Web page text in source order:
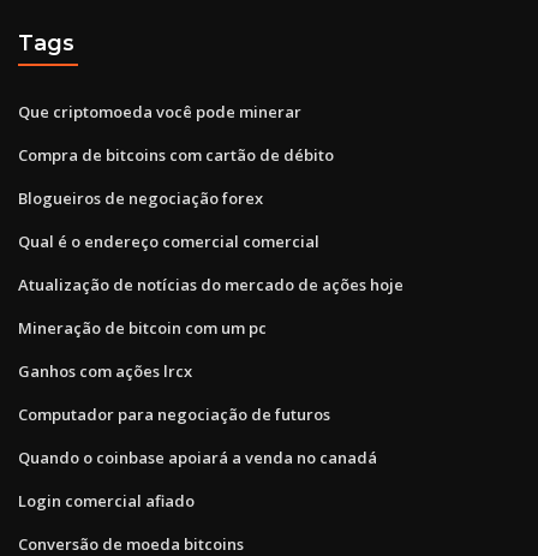
Tags
Que criptomoeda você pode minerar
Compra de bitcoins com cartão de débito
Blogueiros de negociação forex
Qual é o endereço comercial comercial
Atualização de notícias do mercado de ações hoje
Mineração de bitcoin com um pc
Ganhos com ações lrcx
Computador para negociação de futuros
Quando o coinbase apoiará a venda no canadá
Login comercial afiado
Conversão de moeda bitcoins